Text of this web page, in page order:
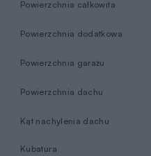
Powierzchnia całkowita
Powierzchnia dodatkowa
Powierzchnia garażu
Powierzchnia dachu
Kąt nachylenia dachu
Kubatura